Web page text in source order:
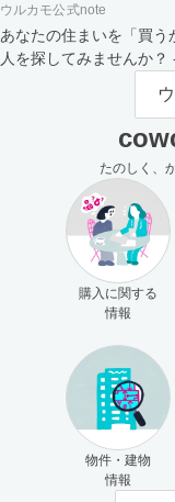
ウルカモ公式note
あなたの住まいを「買う
人を探してみませんか？
たのしく、
購入に関する
情報
物件・建物
情報